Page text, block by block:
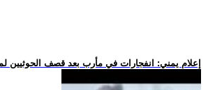
.. إعلام يمني: انفجارات في مأرب بعد قصف الحوثيين